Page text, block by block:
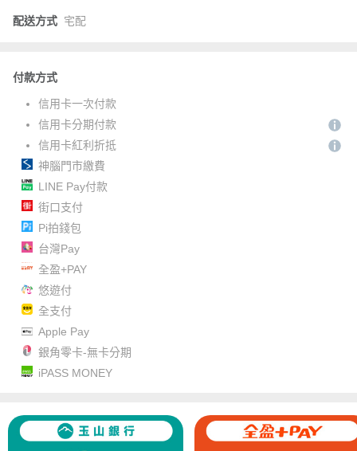
配送方式 宅配
付款方式
信用卡一次付款
信用卡分期付款
信用卡紅利折抵
神腦門市繳費
LINE Pay付款
街口支付
Pi拍錢包
台灣Pay
全盈+PAY
悠遊付
全支付
Apple Pay
銀角零卡-無卡分期
iPASS MONEY